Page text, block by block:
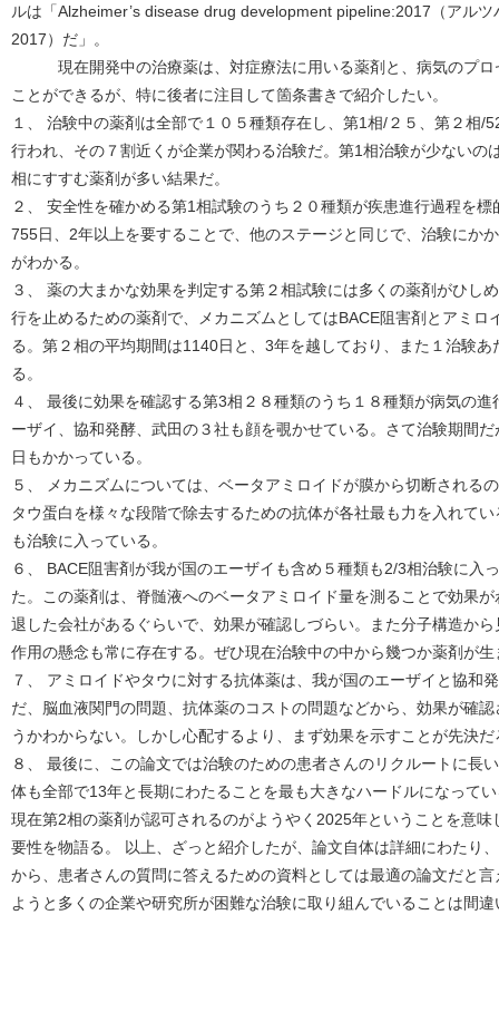
ルは「Alzheimer’s disease drug development pipeline:2017（アル
2017）だ」。
現在開発中の治療薬は、対症療法に用いる薬剤と、病気のプロ
ことができるが、特に後者に注目して箇条書きで紹介したい。
１、 治験中の薬剤は全部で１０５種類存在し、第1相/２５、第２相/
行われ、その７割近くが企業が関わる治験だ。第1相治験が少ないの
相にすすむ薬剤が多い結果だ。
２、 安全性を確かめる第1相試験のうち２０種類が疾患進行過程を
755日、2年以上を要することで、他のステージと同じで、治験にか
がわかる。
３、 薬の大まかな効果を判定する第２相試験には多くの薬剤がひし
行を止めるための薬剤で、メカニズムとしてはBACE阻害剤とアミロ
る。第２相の平均期間は1140日と、3年を越しており、また１治験
る。
４、 最後に効果を確認する第3相２８種類のうち１８種類が病気の
ーザイ、協和発酵、武田の３社も顔を覗かせている。さて治験期間
日もかかっている。
５、 メカニズムについては、ベータアミロイドが膜から切断される
タウ蛋白を様々な段階で除去するための抗体が各社最も力を入れて
も治験に入っている。
６、 BACE阻害剤が我が国のエーザイも含め５種類も2/3相治験に入
た。この薬剤は、脊髄液へのベータアミロイド量を測ることで効果
退した会社があるぐらいで、効果が確認しづらい。また分子構造か
作用の懸念も常に存在する。ぜひ現在治験中の中から幾つか薬剤が
７、 アミロイドやタウに対する抗体薬は、我が国のエーザイと協和
だ、脳血液関門の問題、抗体薬のコストの問題などから、効果が確
うかわからない。しかし心配するより、まず効果を示すことが先決だ
８、 最後に、この論文では治験のための患者さんのリクルートに長
体も全部で13年と長期にわたることを最も大きなハードルになって
現在第2相の薬剤が認可されるのがようやく2025年ということを意
要性を物語る。 以上、ざっと紹介したが、論文自体は詳細にわたり
から、患者さんの質問に答えるための資料としては最適の論文だと
ようと多くの企業や研究所が困難な治験に取り組んでいることは間違